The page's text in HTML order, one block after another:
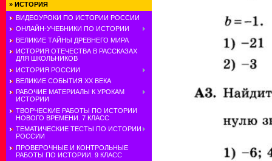
» ИСТОРИЯ
ВИДЕОУРОКИ ПО ИСТОРИИ РОССИИ
ОНЛАЙН-УЧЕБНИКИ ПО ИСТОРИИ
ВЕЛИКИЕ ТАЙНЫ ДРЕВНЕГО МИРА
ИСТОРИЯ ОТЕЧЕСТВА В РАССКАЗАХ
ДЛЯ ШКОЛЬНИКОВ
ИСТОРИЯ РОССИИ
ВЕЛИКИЕ СОБЫТИЯ ХХ ВЕКА
РАБОЧИЕ МАТЕРИАЛЫ К УРОКАМ
ИСТОРИИ
ТВОРЧЕСКИЕ РАБОТЫ ПО ИСТОРИИ
НОВОГО ВРЕМЕНИ. 7 КЛАСС
ТЕМАТИЧЕСКИЕ ТЕСТЫ ПО ИСТОРИИ
РОССИИ
ПРОВЕРОЧНЫЕ И КОНТРОЛЬНЫЕ
РАБОТЫ ПО ИСТОРИИ. 9 КЛАСС